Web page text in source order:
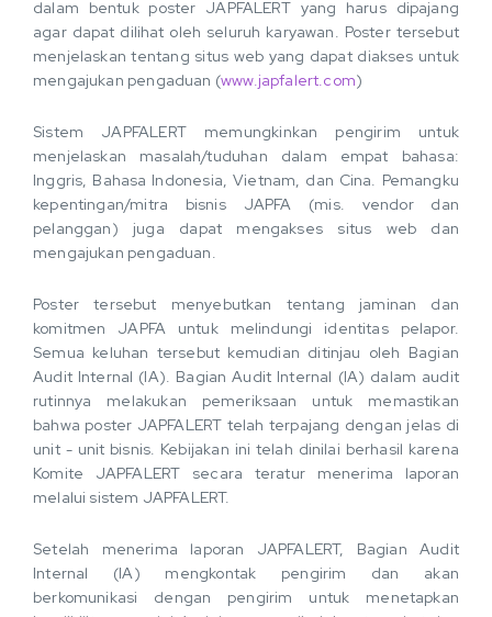
dalam bentuk poster JAPFALERT yang harus dipajang
agar dapat dilihat oleh seluruh karyawan. Poster tersebut
menjelaskan tentang situs web yang dapat diakses untuk
mengajukan pengaduan (www.japfalert.com)
Sistem JAPFALERT memungkinkan pengirim untuk
menjelaskan masalah/tuduhan dalam empat bahasa:
Inggris, Bahasa Indonesia, Vietnam, dan Cina. Pemangku
kepentingan/mitra bisnis JAPFA (mis. vendor dan
pelanggan) juga dapat mengakses situs web dan
mengajukan pengaduan.
Poster tersebut menyebutkan tentang jaminan dan
komitmen JAPFA untuk melindungi identitas pelapor.
Semua keluhan tersebut kemudian ditinjau oleh Bagian
Audit Internal (IA). Bagian Audit Internal (IA) dalam audit
rutinnya melakukan pemeriksaan untuk memastikan
bahwa poster JAPFALERT telah terpajang dengan jelas di
unit - unit bisnis. Kebijakan ini telah dinilai berhasil karena
Komite JAPFALERT secara teratur menerima laporan
melalui sistem JAPFALERT.
Setelah menerima laporan JAPFALERT, Bagian Audit
Internal (IA) mengkontak pengirim dan akan
berkomunikasi dengan pengirim untuk menetapkan